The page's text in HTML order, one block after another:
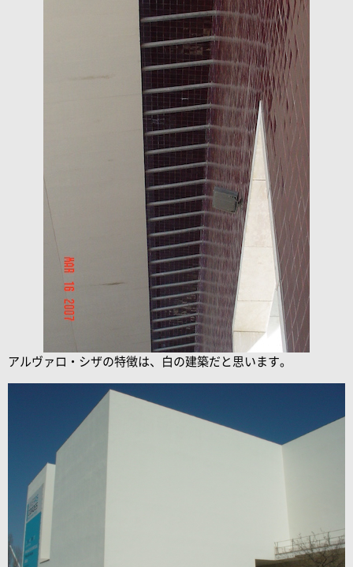
アルヴァロ・シザの特徴は、白の建築だと思います。